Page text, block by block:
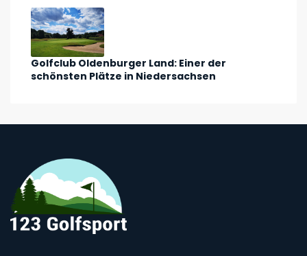
Golfclub Oldenburger Land: Einer der
schönsten Plätze in Niedersachsen